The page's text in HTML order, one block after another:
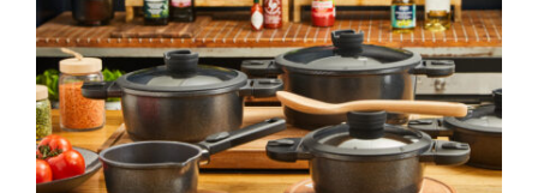
אחסון למטבח
סכינים
אפייה
קפה ותה
גיפט קארד
כלי בית